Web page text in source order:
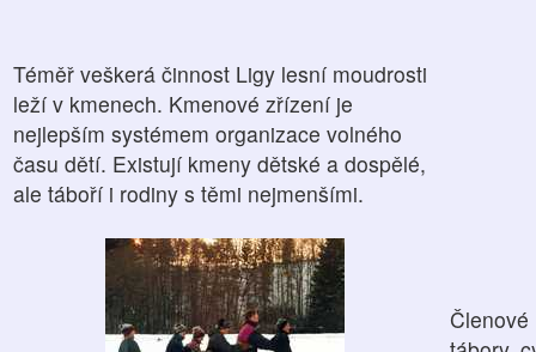
Téměř veškerá činnost Ligy lesní moudrosti
leží v kmenech. Kmenové zřízení je
nejlepším systémem organizace volného
času dětí. Existují kmeny dětské a dospělé,
ale táboří i rodiny s těmi nejmenšími.